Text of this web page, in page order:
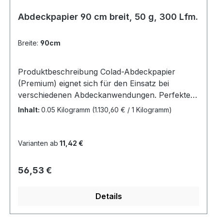
Abdeckpapier 90 cm breit, 50 g, 300 Lfm.
Breite: 90cm
Produktbeschreibung Colad-Abdeckpapier
(Premium) eignet sich für den Einsatz bei
verschiedenen Abdeckanwendungen. Perfekte
Barriereeigenschaften in Kombination mit der
normalen Bedingungen jedoch nicht durch.
gerade zu ziehen Ideale Barriereeigenschaften
Genau die richtigen Aufnahmeeigenschaften Der
Bedingungen jedoch nicht durch. Zur einfachen
Verwendung von Colad-Abdeckpapier sind
Inhalt: 0.05 Kilogramm (1.130,60 € / 1 Kilogramm)
Varianten ab 11,42 €
Regulärer Preis:
56,53 €
Details